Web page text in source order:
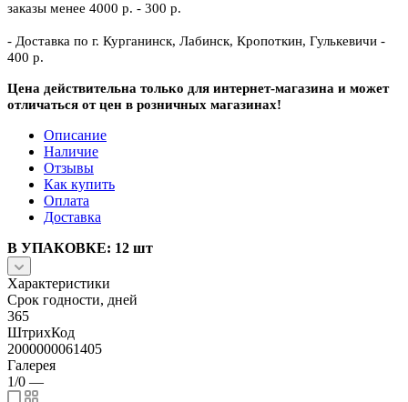
заказы менее 4000 р. - 300 р.
- Доставка по г. Курганинск, Лабинск, Кропоткин, Гулькевичи -
400 р.
Цена действительна только для интернет-магазина и может
отличаться от цен в розничных магазинах!
Описание
Наличие
Отзывы
Как купить
Оплата
Доставка
В УПАКОВКЕ: 12 шт
Характеристики
Срок годности, дней
365
ШтрихКод
2000000061405
Галерея
1/0 —